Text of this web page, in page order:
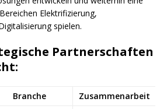
Elektrifizierung,
spielen.
Partnerschaften
Branche
Zusammenarbeit